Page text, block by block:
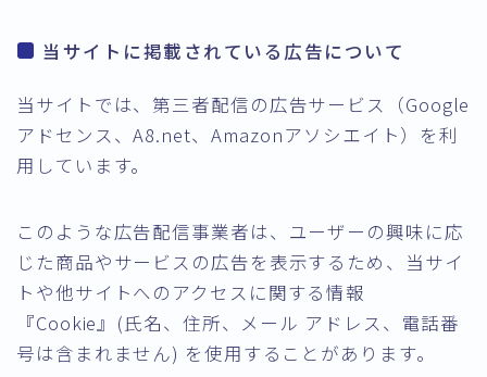
キャンプ・イベント情報
当サイトに掲載されている広告について
当サイトでは、第三者配信の広告サービス（Google
アドセンス、A8.net、Amazonアソシエイト）を利
用しています。
このような広告配信事業者は、ユーザーの興味に応
じた商品やサービスの広告を表示するため、当サイ
トや他サイトへのアクセスに関する情報
『Cookie』(氏名、住所、メール アドレス、電話番
号は含まれません) を使用することがあります。